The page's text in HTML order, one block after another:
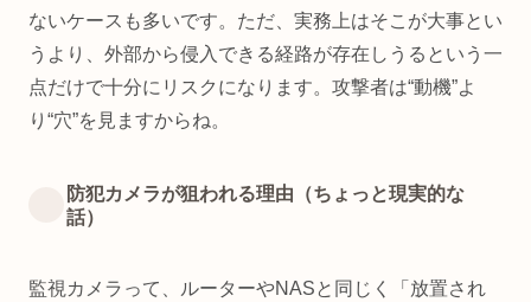
ないケースも多いです。ただ、実務上はそこが大事とい
うより、外部から侵入できる経路が存在しうるという一
点だけで十分にリスクになります。攻撃者は“動機”よ
り“穴”を見ますからね。
防犯カメラが狙われる理由（ちょっと現実的な
話）
監視カメラって、ルーターやNASと同じく「放置され